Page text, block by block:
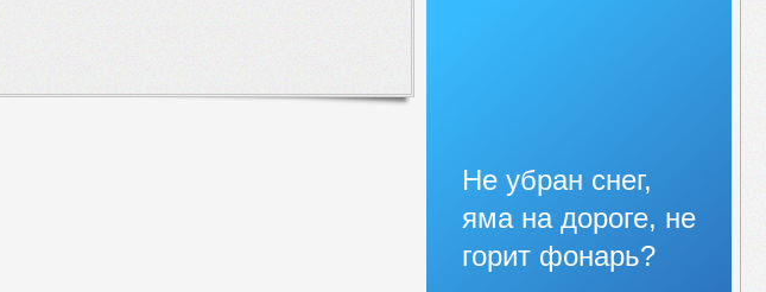
Не убран снег,
яма на дороге, не
горит фонарь?